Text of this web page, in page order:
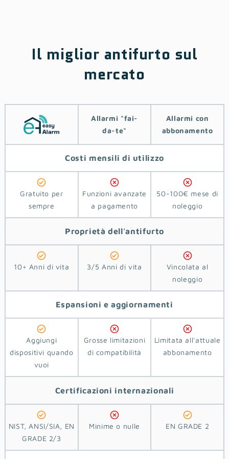
Il miglior antifurto sul
mercato
Allarmi ‎‎"‎fai-
da-te"
Allarmi con
abbonamento
Costi mensili di utilizzo
Gratuito per
sempre
Funzioni avanzate
a pagamento
50-100€ mese di
noleggio
Proprietà dell'antifurto
10+ Anni di vita 3/5 Anni di vita
Vincolata al
noleggio
Espansioni e aggiornamenti
Aggiungi
dispositivi quando
vuoi
Grosse limitazioni
di compatibilità
Limitata all'attuale
abbonamento
Certificazioni internazionali
NIST, ANSI/SIA, EN
GRADE 2/3
Minime o nulle EN GRADE 2